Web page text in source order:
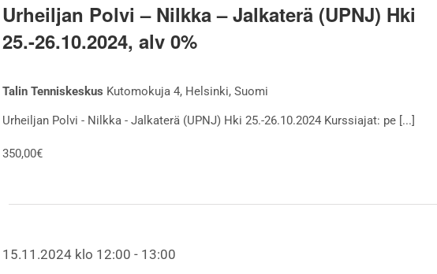
Urheiljan Polvi – Nilkka – Jalkaterä (UPNJ) Hki
25.-26.10.2024, alv 0%
Talin Tenniskeskus Kutomokuja 4, Helsinki, Suomi
Urheiljan Polvi - Nilkka - Jalkaterä (UPNJ) Hki 25.-26.10.2024 Kurssiajat: pe [...]
350,00€
15.11.2024 klo 12:00 - 13:00